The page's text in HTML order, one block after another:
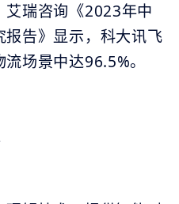
艾瑞咨询《2023年中
报告》显示，科大讯飞
场景中达96.5%。